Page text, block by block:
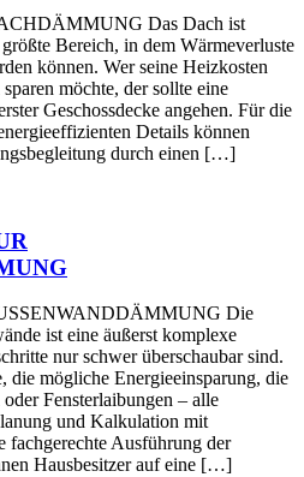
Das Dach ist
Bereich, in dem Wärmeverluste
können. Wer seine Heizkosten
möchte, der sollte eine
Geschossdecke angehen. Für die
Details können
durch einen […]
Die
ist eine äußerst komplexe
nur schwer überschaubar sind.
die mögliche Energieeinsparung, die
Fensterlaibungen – alle
und Kalkulation mit
fachgerechte Ausführung der
Hausbesitzer auf eine […]